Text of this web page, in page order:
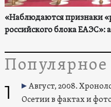
«Наблюдаются признаки
российского блока ЕАЭС»:
Популярное
1
Август, 2008.
Осетии в фактах и